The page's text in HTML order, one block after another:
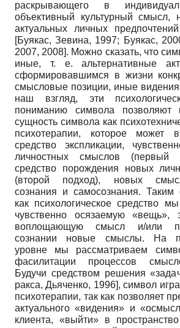
раскрывающего в
объективный культурный смысл,
актуальных личных
[Буякас, Зевина, 1997; Буякас,
2007, 2008]. Можно сказать, что
иные, т. е. альтернативные
сформировавшимся в жизни
смысловые позиции, иные
наш взгляд, эти
пониманию символа позволяют
сущность символа как
психотерапии, которое может
средство экспликации,
личностных смыслов
средство порождения новых
(второй подход), новых
сознания и самосознания. Таким
как психологическое средство
чувственно осязаемую «вещь»,
воплощающую смысл и/или
сознании новые смыслы. На
уровне мы рассматриваем
фасилитации процессов
Будучи средством решения
ракса, Дьяченко, 1996], символ
психотерапии, так как позволяет
актуального «видения» и
клиента, «выйти» в